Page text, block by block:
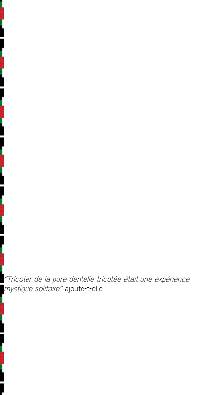
“Tricoter de la pure dentelle tricotée était une expérience
mystique solitaire”ajoute-t-elle.